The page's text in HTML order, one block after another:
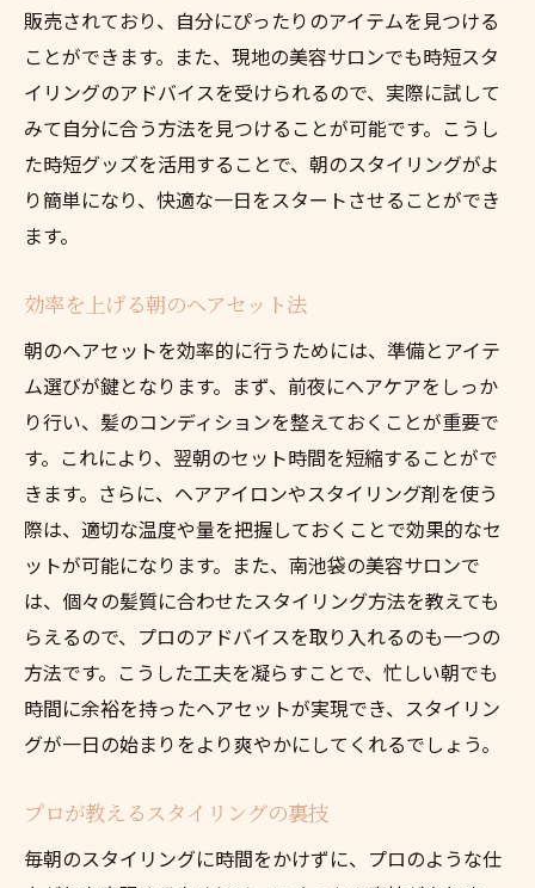
朝のスタイリング効率化のための準備
豊島区で人気のスタイリングアイテム
忙しい朝に最適なスタイリングツール
スタイリングを楽にする最新技術
忙しい朝に最適！南池袋で学ぶスタイリング時
短術
朝のスタイリングをラクにするための工夫
スタイリングに必要な時短グッズ一覧
多忙な朝でも簡単に整うスタイリング法
南池袋での時短スタイリングの成功例
スタイリングの効率化を図るためのヒント
スタイリングのプロが教える南池袋での朝の時
短法
プロのスタイリングテクニックをマスター
時間を無駄にしないスタイリングのポイン
ト
スタイリングプロが推奨する朝の準備
南池袋でのプロスタイリング体験記
プロがすすめるスタイリングの新常識
南池袋発！毎朝のスタイリングを簡単にする最
販売されており、自分にぴったりのアイテムを見つける
ことができます。また、現地の美容サロンでも時短スタ
イリングのアドバイスを受けられるので、実際に試して
みて自分に合う方法を見つけることが可能です。こうし
た時短グッズを活用することで、朝のスタイリングがよ
り簡単になり、快適な一日をスタートさせることができ
ます。
効率を上げる朝のヘアセット法
朝のヘアセットを効率的に行うためには、準備とアイテ
ム選びが鍵となります。まず、前夜にヘアケアをしっか
り行い、髪のコンディションを整えておくことが重要で
す。これにより、翌朝のセット時間を短縮することがで
きます。さらに、ヘアアイロンやスタイリング剤を使う
際は、適切な温度や量を把握しておくことで効果的なセ
ットが可能になります。また、南池袋の美容サロンで
は、個々の髪質に合わせたスタイリング方法を教えても
らえるので、プロのアドバイスを取り入れるのも一つの
方法です。こうした工夫を凝らすことで、忙しい朝でも
時間に余裕を持ったヘアセットが実現でき、スタイリン
グが一日の始まりをより爽やかにしてくれるでしょう。
プロが教えるスタイリングの裏技
毎朝のスタイリングに時間をかけずに、プロのような仕